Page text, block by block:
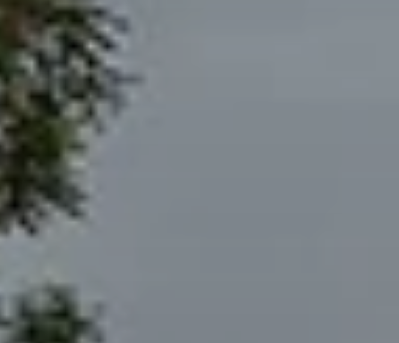
Fazendo o bem
Turismo sustentável
Política de Privacidade
Carreiras
Depósito totalmente reembolsável
Seguro de viagem
Garantia de melhor preço
Quando viajar para a África?